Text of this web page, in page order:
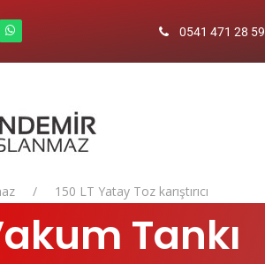
0541 471 28 59
150 LT Yatay Toz karıştırıcı
Tankı